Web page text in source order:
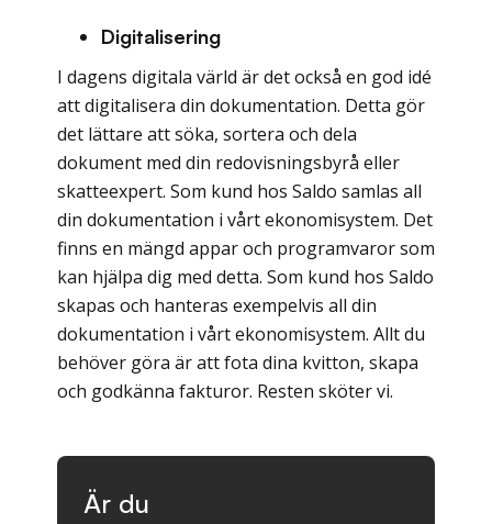
Digitalisering
I dagens digitala värld är det också en god idé
att digitalisera din dokumentation. Detta gör
det lättare att söka, sortera och dela
dokument med din redovisningsbyrå eller
skatteexpert. Som kund hos Saldo samlas all
din dokumentation i vårt ekonomisystem. Det
finns en mängd appar och programvaror som
kan hjälpa dig med detta. Som kund hos Saldo
skapas och hanteras exempelvis all din
dokumentation i vårt ekonomisystem. Allt du
behöver göra är att fota dina kvitton, skapa
och godkänna fakturor. Resten sköter vi.
Är du